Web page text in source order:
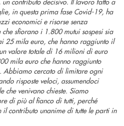
in questa prima fase Covid-19, ha
economici e risorse senza
sfiorano i 1.800 mutui sospesi sia
25 mila euro, che hanno raggiunto il
valore totale di 16 milioni di euro
mila euro che hanno raggiunto
Abbiamo cercato di limitare ogni
risposte veloci, assumendoci
che venivano chieste. Siamo
di più al fianco di tutti, perché
il contributo unanime di tutte le parti in